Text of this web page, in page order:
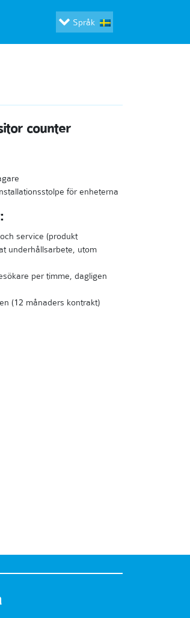
Språk
counter
för enheterna
service (produkt
underhållsarbete, utom
per timme, dagligen
(12 månaders kontrakt)